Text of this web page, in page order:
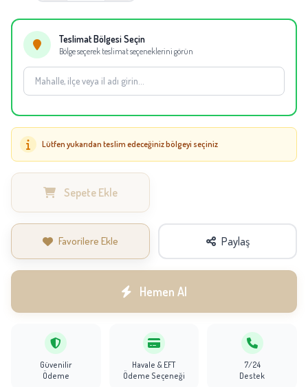
Teslimat Bölgesi Seçin
Bölge seçerek teslimat seçeneklerini görün
Lütfen yukarıdan teslim edeceğiniz bölgeyi seçiniz
Sepete Ekle
Favorilere Ekle Paylaş
Hemen Al
Güvenilir
Ödeme
Havale & EFT
Ödeme Seçeneği
7/24
Destek